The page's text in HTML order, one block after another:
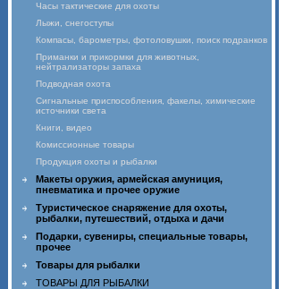
Часы тактические для охоты
Лыжи, снегоступы
Компасы, барометры, фотоловушки, поиск подранков
Приманки и прикормки для животных,
нейтрализаторы запаха
Подводная охота
Сигнальные приспособления, факелы, химические
источники света
Книги, видео
Комиссионные товары
Продукция охоты и рыбалки
Макеты оружия, армейская амуниция,
пневматика и прочее оружие
Туристическое снаряжение для охоты,
рыбалки, путешествий, отдыха и дачи
Подарки, сувениры, специальные товары,
прочее
Товары для рыбалки
ТОВАРЫ ДЛЯ РЫБАЛКИ